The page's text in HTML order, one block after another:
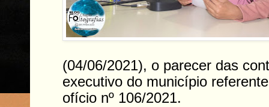
(04/06/2021), o parecer das
executivo do município
ofício nº 106/2021.